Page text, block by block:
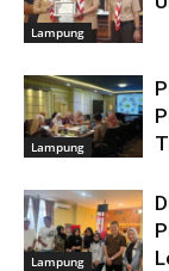
Lampung
Lampung
Lampung